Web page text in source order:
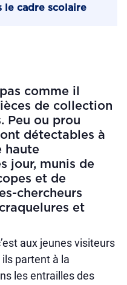
le cadre scolaire
comme il
de collection
Peu ou prou
détectables à
haute
jour, munis de
et de
chercheurs
et
aux jeunes visiteurs
partent à la
les entrailles des